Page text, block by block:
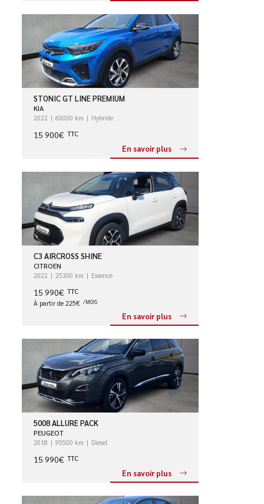
STONIC GT LINE PREMIUM
KIA
2022 60000 km Hybride
15 900€ TTC
En savoir plus
C3 AIRCROSS SHINE
CITROEN
2022 25300 km Essence
15 990€ TTC
À partir de 225€ /MOIS
En savoir plus
5008 ALLURE PACK
PEUGEOT
2018 95500 km Diesel
15 990€ TTC
En savoir plus